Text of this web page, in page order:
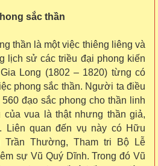
sắc thần
thần là một việc thiêng liêng và
lịch sử các triều đại phong kiến
Long (1802 – 1820) từng có
phong sắc thần. Người ta điều
đạo sắc phong cho thần linh
của vua là thật nhưng thần giả,
Liên quan đến vụ này có Hữu
Thường, Tham tri Bộ Lễ
sự Vũ Quý Dĩnh. Trong đó Vũ